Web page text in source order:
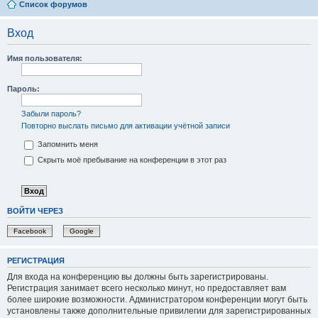
Список форумов
Вход
Имя пользователя:
Пароль:
Забыли пароль?
Повторно выслать письмо для активации учётной записи
Запомнить меня
Скрыть моё пребывание на конференции в этот раз
ВОЙТИ ЧЕРЕЗ
Facebook Google
РЕГИСТРАЦИЯ
Для входа на конференцию вы должны быть зарегистрированы.
Регистрация занимает всего несколько минут, но предоставляет вам
более широкие возможности. Администратором конференции могут быть
установлены также дополнительные привилегии для зарегистрированных